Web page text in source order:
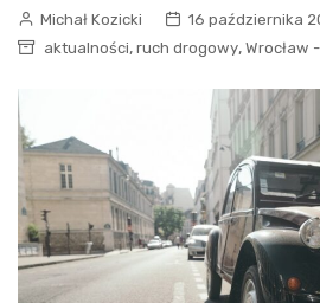
Michał Kozicki
16 października
aktualności, ruch drogowy, Wrocław